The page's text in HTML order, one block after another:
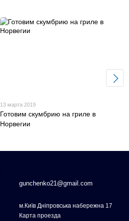
13 марта 2019
Готовим скумбрию на гриле в
Норвегии
gunchenko21@gmail.com
м.Київ Дніпровська набережна 17
Карта проезда